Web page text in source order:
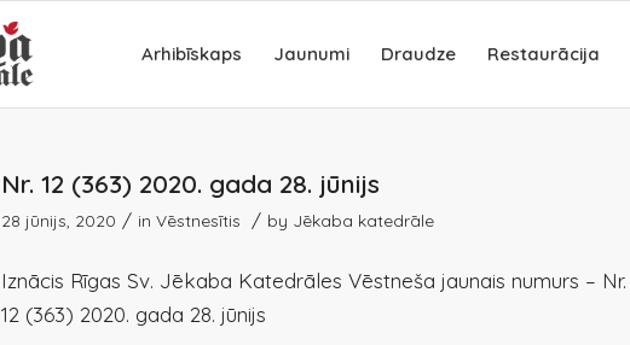
Arhibīskaps Jaunumi Draudze Restaurācija
Nr. 12 (363) 2020. gada 28. jūnijs
28 jūnijs, 2020 / inVēstnesītis / by Jēkaba katedrāle
Iznācis Rīgas Sv. Jēkaba Katedrāles Vēstneša jaunais numurs – Nr.
12 (363) 2020. gada 28. jūnijs